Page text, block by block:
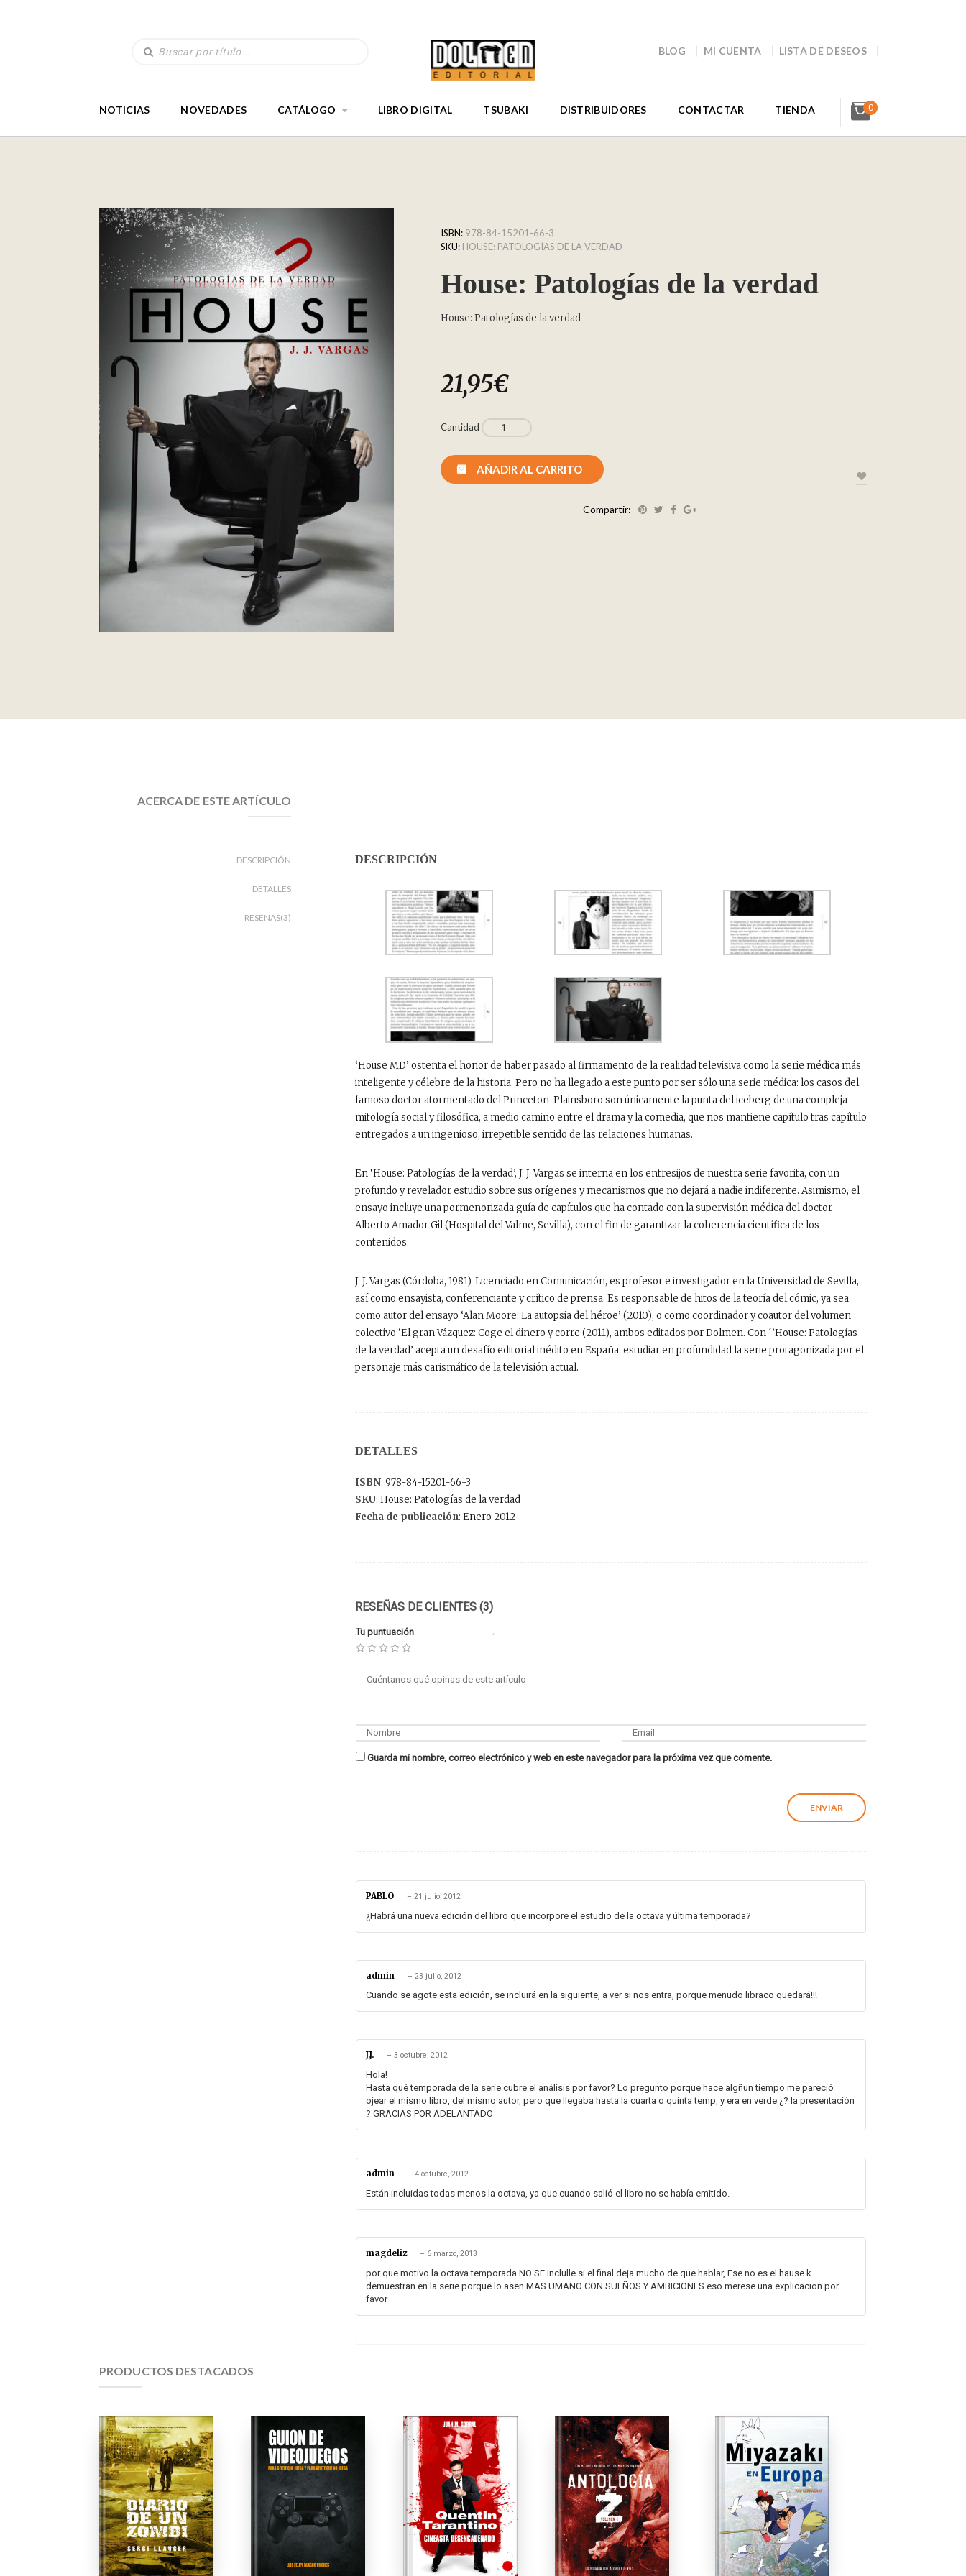
BLOG MI CUENTA LISTA DE DESEOS
NOTICIAS NOVEDADES CATÁLOGO LIBRO DIGITAL TSUBAKI DISTRIBUIDORES CONTACTAR TIENDA 0
ISBN: 978-84-15201-66-3
SKU: HOUSE: PATOLOGÍAS DE LA VERDAD
House: Patologías de la verdad
House: Patologías de la verdad
21,95€
Cantidad
AÑADIR AL CARRITO
Compartir:
ACERCA DE ESTE ARTÍCULO
DESCRIPCIÓN
DETALLES
RESEÑAS(3)
DESCRIPCIÓN
‘House MD’ ostenta el honor de haber pasado al firmamento de la realidad televisiva como la serie médica más
inteligente y célebre de la historia. Pero no ha llegado a este punto por ser sólo una serie médica: los casos del
famoso doctor atormentado del Princeton-Plainsboro son únicamente la punta del iceberg de una compleja
mitología social y filosófica, a medio camino entre el drama y la comedia, que nos mantiene capítulo tras capítulo
entregados a un ingenioso, irrepetible sentido de las relaciones humanas.
En ‘House: Patologías de la verdad’, J. J. Vargas se interna en los entresijos de nuestra serie favorita, con un
profundo y revelador estudio sobre sus orígenes y mecanismos que no dejará a nadie indiferente. Asimismo, el
ensayo incluye una pormenorizada guía de capítulos que ha contado con la supervisión médica del doctor
Alberto Amador Gil (Hospital del Valme, Sevilla), con el fin de garantizar la coherencia científica de los
contenidos.
J. J. Vargas (Córdoba, 1981). Licenciado en Comunicación, es profesor e investigador en la Universidad de Sevilla,
así como ensayista, conferenciante y crítico de prensa. Es responsable de hitos de la teoría del cómic, ya sea
como autor del ensayo ‘Alan Moore: La autopsia del héroe’ (2010), o como coordinador y coautor del volumen
colectivo ‘El gran Vázquez: Coge el dinero y corre (2011), ambos editados por Dolmen. Con ´’House: Patologías
de la verdad’ acepta un desafío editorial inédito en España: estudiar en profundidad la serie protagonizada por el
personaje más carismático de la televisión actual.
DETALLES
ISBN: 978-84-15201-66-3
SKU: House: Patologías de la verdad
Fecha de publicación: Enero 2012
RESEÑAS DE CLIENTES (3)
Tu puntuación
Guarda mi nombre, correo electrónico y web en este navegador para la próxima vez que comente.
PABLO – 21 julio, 2012
¿Habrá una nueva edición del libro que incorpore el estudio de la octava y última temporada?
admin – 23 julio, 2012
Cuando se agote esta edición, se incluirá en la siguiente, a ver si nos entra, porque menudo libraco quedará!!!
J.J. – 3 octubre, 2012
Hola!
Hasta qué temporada de la serie cubre el análisis por favor? Lo pregunto porque hace algñun tiempo me pareció
ojear el mismo libro, del mismo autor, pero que llegaba hasta la cuarta o quinta temp, y era en verde ¿? la presentación
? GRACIAS POR ADELANTADO
admin – 4 octubre, 2012
Están incluidas todas menos la octava, ya que cuando salió el libro no se había emitido.
magdeliz – 6 marzo, 2013
por que motivo la octava temporada NO SE inclulle si el final deja mucho de que hablar, Ese no es el hause k
demuestran en la serie porque lo asen MAS UMANO CON SUEÑOS Y AMBICIONES eso merese una explicacion por
favor
PRODUCTOS DESTACADOS